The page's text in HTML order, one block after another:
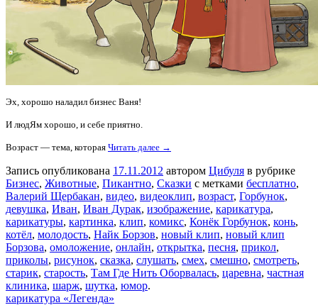
Эх, хорошо наладил бизнес Ваня!
И людЯм хорошо, и себе приятно.
Возраст — тема, которая Читать далее →
Запись опубликована 17.11.2012 автором Цибуля в рубрике
Бизнес, Животные, Пикантно, Сказки с метками бесплатно,
Валерий Щербакан, видео, видеоклип, возраст, Горбунок,
девушка, Иван, Иван Дурак, изображение, карикатура,
карикатуры, картинка, клип, комикс, Конёк Горбунок, конь,
котёл, молодость, Найк Борзов, новый клип, новый клип
Борзова, омоложение, онлайн, открытка, песня, прикол,
приколы, рисунок, сказка, слушать, смех, смешно, смотреть,
старик, старость, Там Где Нить Оборвалась, царевна, частная
клиника, шарж, шутка, юмор.
карикатура «Легенда»